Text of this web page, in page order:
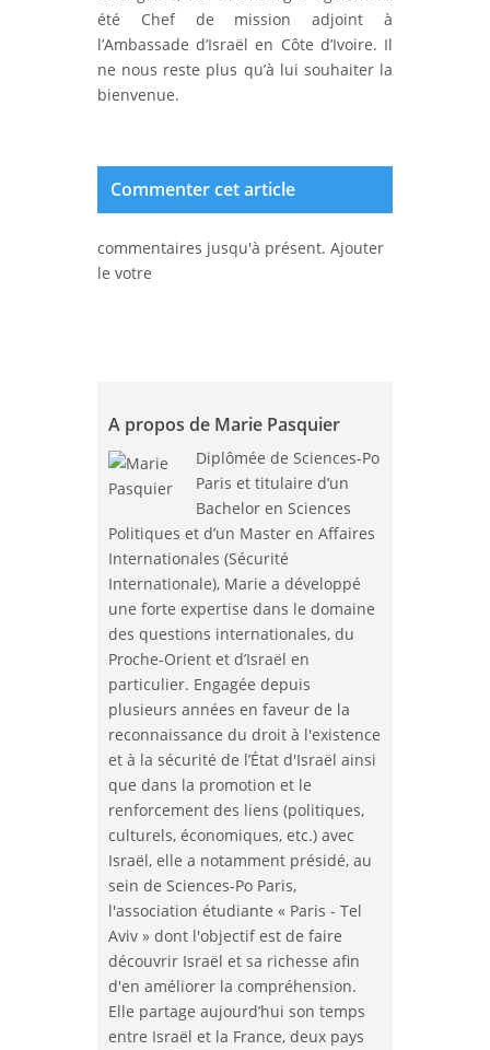
été Chef de mission adjoint à
l’Ambassade d’Israël en Côte d’Ivoire. Il
ne nous reste plus qu’à lui souhaiter la
bienvenue.
Commenter cet article
commentaires jusqu'à présent. Ajouter
le votre
A propos de Marie Pasquier
Diplômée de Sciences-Po
Paris et titulaire d’un
Bachelor en Sciences
Politiques et d’un Master en Affaires
Internationales (Sécurité
Internationale), Marie a développé
une forte expertise dans le domaine
des questions internationales, du
Proche-Orient et d’Israël en
particulier. Engagée depuis
plusieurs années en faveur de la
reconnaissance du droit à l'existence
et à la sécurité de l’État d'Israël ainsi
que dans la promotion et le
renforcement des liens (politiques,
culturels, économiques, etc.) avec
Israël, elle a notamment présidé, au
sein de Sciences-Po Paris,
l'association étudiante « Paris - Tel
Aviv » dont l'objectif est de faire
découvrir Israël et sa richesse afin
d'en améliorer la compréhension.
Elle partage aujourd’hui son temps
entre Israël et la France, deux pays